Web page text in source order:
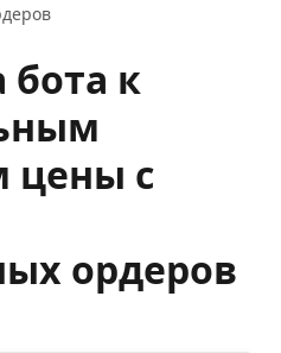
бота к
цены с
ордеров